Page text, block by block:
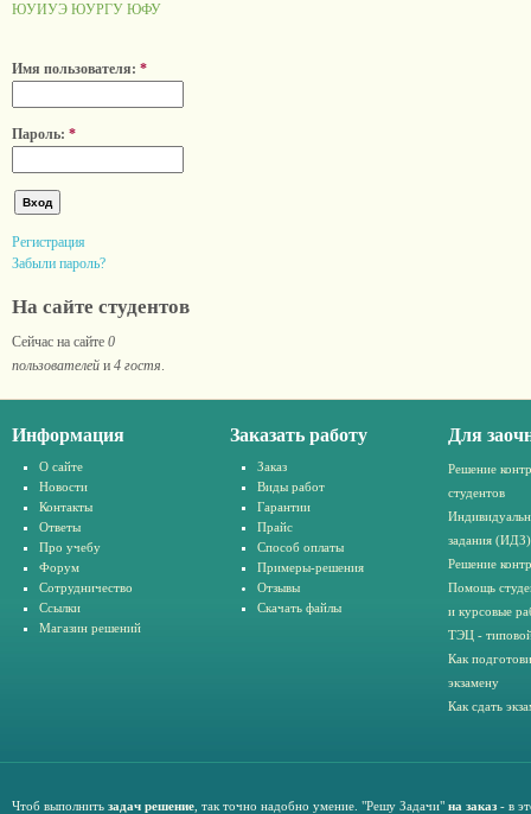
ЮУИУЭ ЮУРГУ ЮФУ
Имя пользователя: *
Пароль: *
Регистрация
Забыли пароль?
На сайте студентов
Сейчас на сайте 0
пользователей и 4 гостя
Информация
О сайте
Новости
Контакты
Ответы
Про учебу
Форум
Сотрудничество
Ссылки
Магазин решений
Заказать работу
Заказ
Виды работ
Гарантии
Прайс
Способ оплаты
Примеры-решения
Отзывы
Скачать файлы
Для
Решение
студентов
задания (ИДЗ)
Решение
Помощь
и курсовые
ТЭЦ -
Как
экзамену
Как сдать
Чтоб выполнить задач решение , так точно надобно умение. "Решу Задачи" на заказ - в